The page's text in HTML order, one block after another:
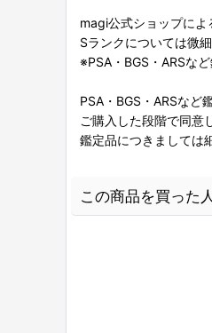
magi公式ショップによ
Sランクについては微
※PSA・BGS・ARSな
PSA・BGS・ARSなど
ご購入した段階で同意
鑑定品につきましては
この商品を買った